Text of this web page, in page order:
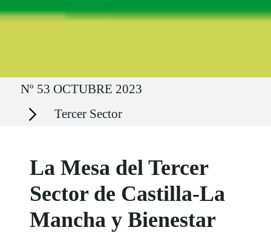
Ruta del sitio
Nº 53 OCTUBRE 2023
Secciones Tercer Sector
La Mesa del Tercer
Sector de Castilla-La
Mancha y Bienestar